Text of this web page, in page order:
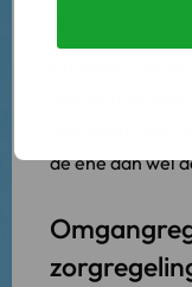
zorg- en
met je kind.
de ene dan wel